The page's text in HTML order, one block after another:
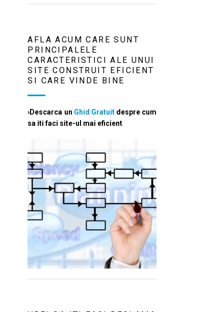
AFLA ACUM CARE SUNT
PRINCIPALELE
CARACTERISTICI ALE UNUI
SITE CONSTRUIT EFICIENT
SI CARE VINDE BINE
›Descarca un Ghid Gratuitdespre cum
sa iti faci site-ul mai eficient